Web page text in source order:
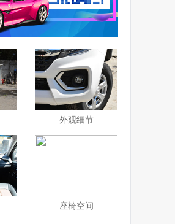
外观细节
座椅空间